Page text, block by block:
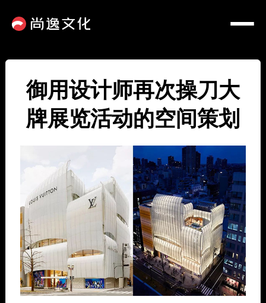
御用设计师再次操刀大
牌展览活动的空间策划